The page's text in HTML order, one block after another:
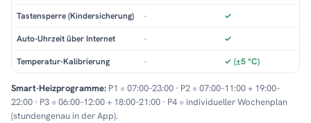
Tastensperre (Kindersicherung) – ✓
Auto-Uhrzeit über Internet – ✓
Temperatur-Kalibrierung – ✓ (±5 °C)
Smart-Heizprogramme: P1 = 07:00–23:00 · P2 = 07:00–11:00 + 19:00–
22:00 · P3 = 06:00–12:00 + 18:00–21:00 · P4 = individueller Wochenplan
(stundengenau in der App).